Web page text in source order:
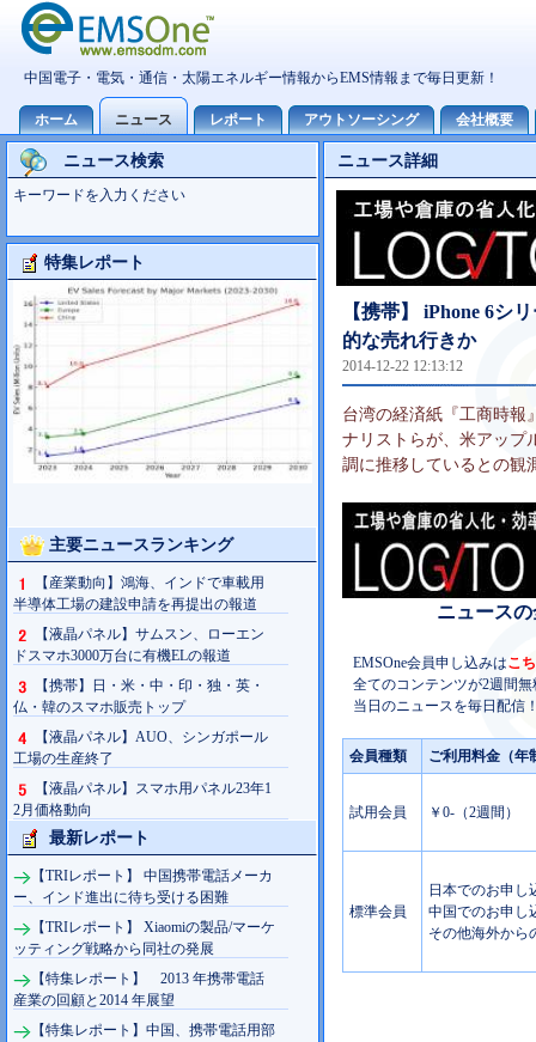
ニュース検索
キーワードを入力ください
特集レポート
大型TV市場10世代主導の可能性
主要ニュースランキング
【産業動向】鴻海、インドで車載用
半導体工場の建設申請を再提出の報道
【液晶パネル】サムスン、ローエン
ドスマホ3000万台に有機ELの報道
【携帯】日・米・中・印・独・英・
仏・韓のスマホ販売トップ
【液晶パネル】AUO、シンガポール
工場の生産終了
【液晶パネル】スマホ用パネル23年1
2月価格動向
最新レポート
【TRIレポート】 中国携帯電話メーカ
ー、インド進出に待ち受ける困難
【TRIレポート】 Xiaomiの製品/マーケ
ッティング戦略から同社の発展
【特集レポート】 2013 年携帯電話
産業の回顧と2014 年展望
【特集レポート】中国、携帯電話用部
ニュース詳細
【携帯】 iPhone 6シ
的な売れ行きか
2014-12-22 12:13:12
台湾の経済紙『工商時報
ナリストらが、米アップ
調に推移しているとの観
ニュース
EMSOne会員申し込みはこ
全てのコンテンツが2週間
当日のニュースを毎日配信
会員種類 ご利用料金（年
試用会員 ￥0-（2週間）
標準会員
日本でのお申し
中国でのお申し
その他海外から